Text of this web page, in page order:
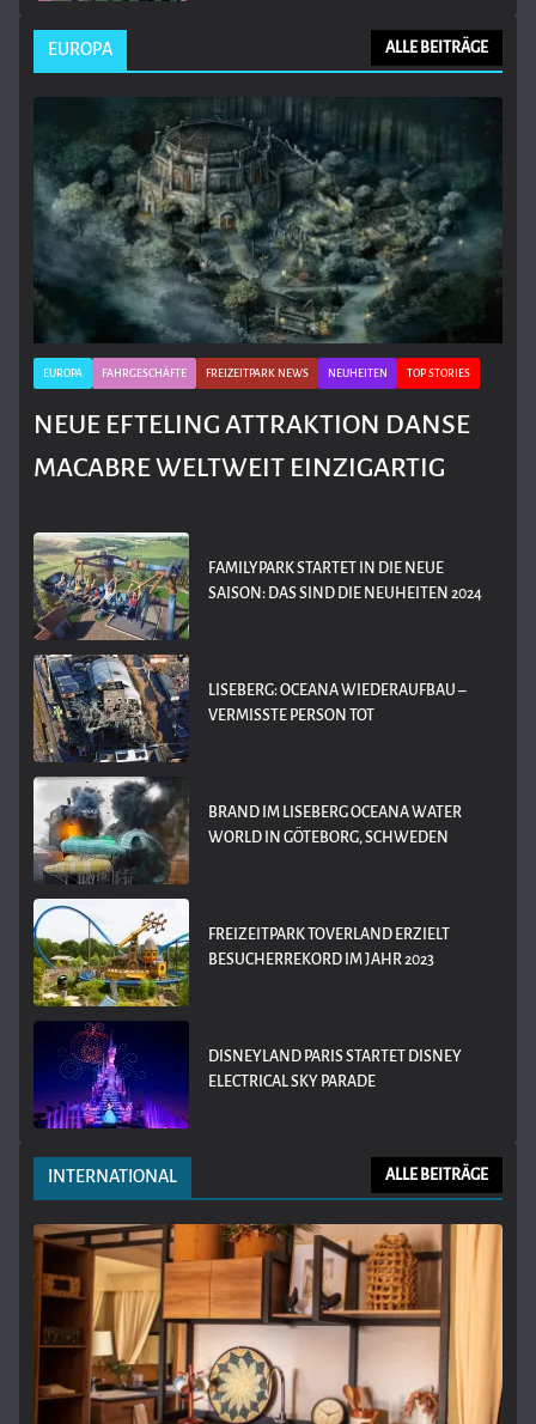
EUROPA ALLE BEITRÄGE
EUROPA FAHRGESCHÄFTE FREIZEITPARK NEWS NEUHEITEN TOP STORIES
NEUE EFTELING ATTRAKTION DANSE
MACABRE WELTWEIT EINZIGARTIG
FAMILYPARK STARTET IN DIE NEUE
SAISON: DAS SIND DIE NEUHEITEN 2024
LISEBERG: OCEANA WIEDERAUFBAU –
VERMISSTE PERSON TOT
BRAND IM LISEBERG OCEANA WATER
WORLD IN GÖTEBORG, SCHWEDEN
FREIZEITPARK TOVERLAND ERZIELT
BESUCHERREKORD IM JAHR 2023
DISNEYLAND PARIS STARTET DISNEY
ELECTRICAL SKY PARADE
INTERNATIONAL ALLE BEITRÄGE